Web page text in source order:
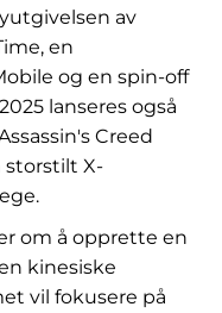
av
en
og en spin-off
lanseres også
Creed
storstilt X-
om å opprette en
kinesiske
vil fokusere på